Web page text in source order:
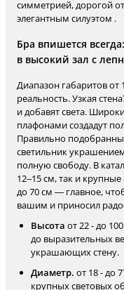
симметрией, дорогой
элегантным силуэтом .
Бра впишется
в высокий зал с
Диапазон габаритов
реальность. Узкая
и добавят света.
плафонами создадут
Правильно
светильник
полную свободу. В
12–15 см, так и
до 70 см — главное,
вашим и приносил
Высота от 22 - до
до выразительных
украшающих стену.
Диаметр. от 18 - до
крупных световых